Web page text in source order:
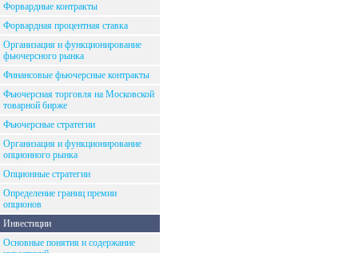
Форвардные контракты
Форвардная процентная ставка
Организация и функционирование
фьючерсного рынка
Финансовые фьючерсные контракты
Фьючерсная торговля на Московской
товарной бирже
Фьючерсные стратегии
Организация и функционирование
опционного рынка
Опционные стратегии
Определение границ премии
опционов
Инвестиции
Основные понятия и содержание